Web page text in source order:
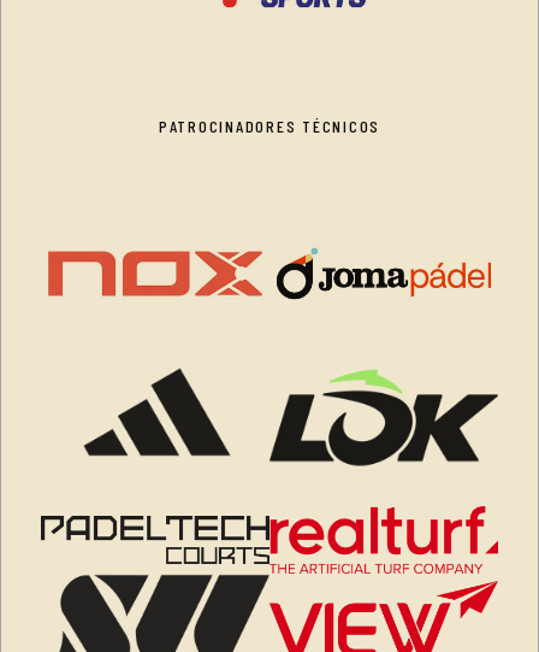
PATROCINADORES TÉCNICOS